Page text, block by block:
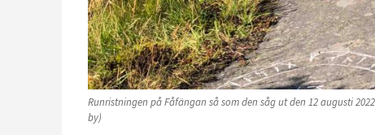
Runristningen på Fåfängan så som den såg ut den 12 augusti
by)